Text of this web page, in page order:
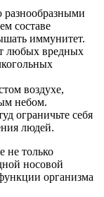
разнообразными
составе
иммунитет.
любых вредных
воздухе,
небом.
ограничьте себя
людей.
не только
носовой
организма